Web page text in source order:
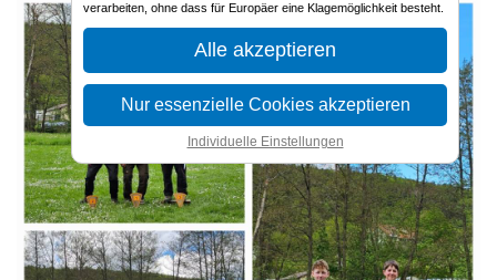
verarbeiten, ohne dass für Europäer eine Klagemöglichkeit besteht.
Alle akzeptieren
Nur essenzielle Cookies akzeptieren
Individuelle Einstellungen